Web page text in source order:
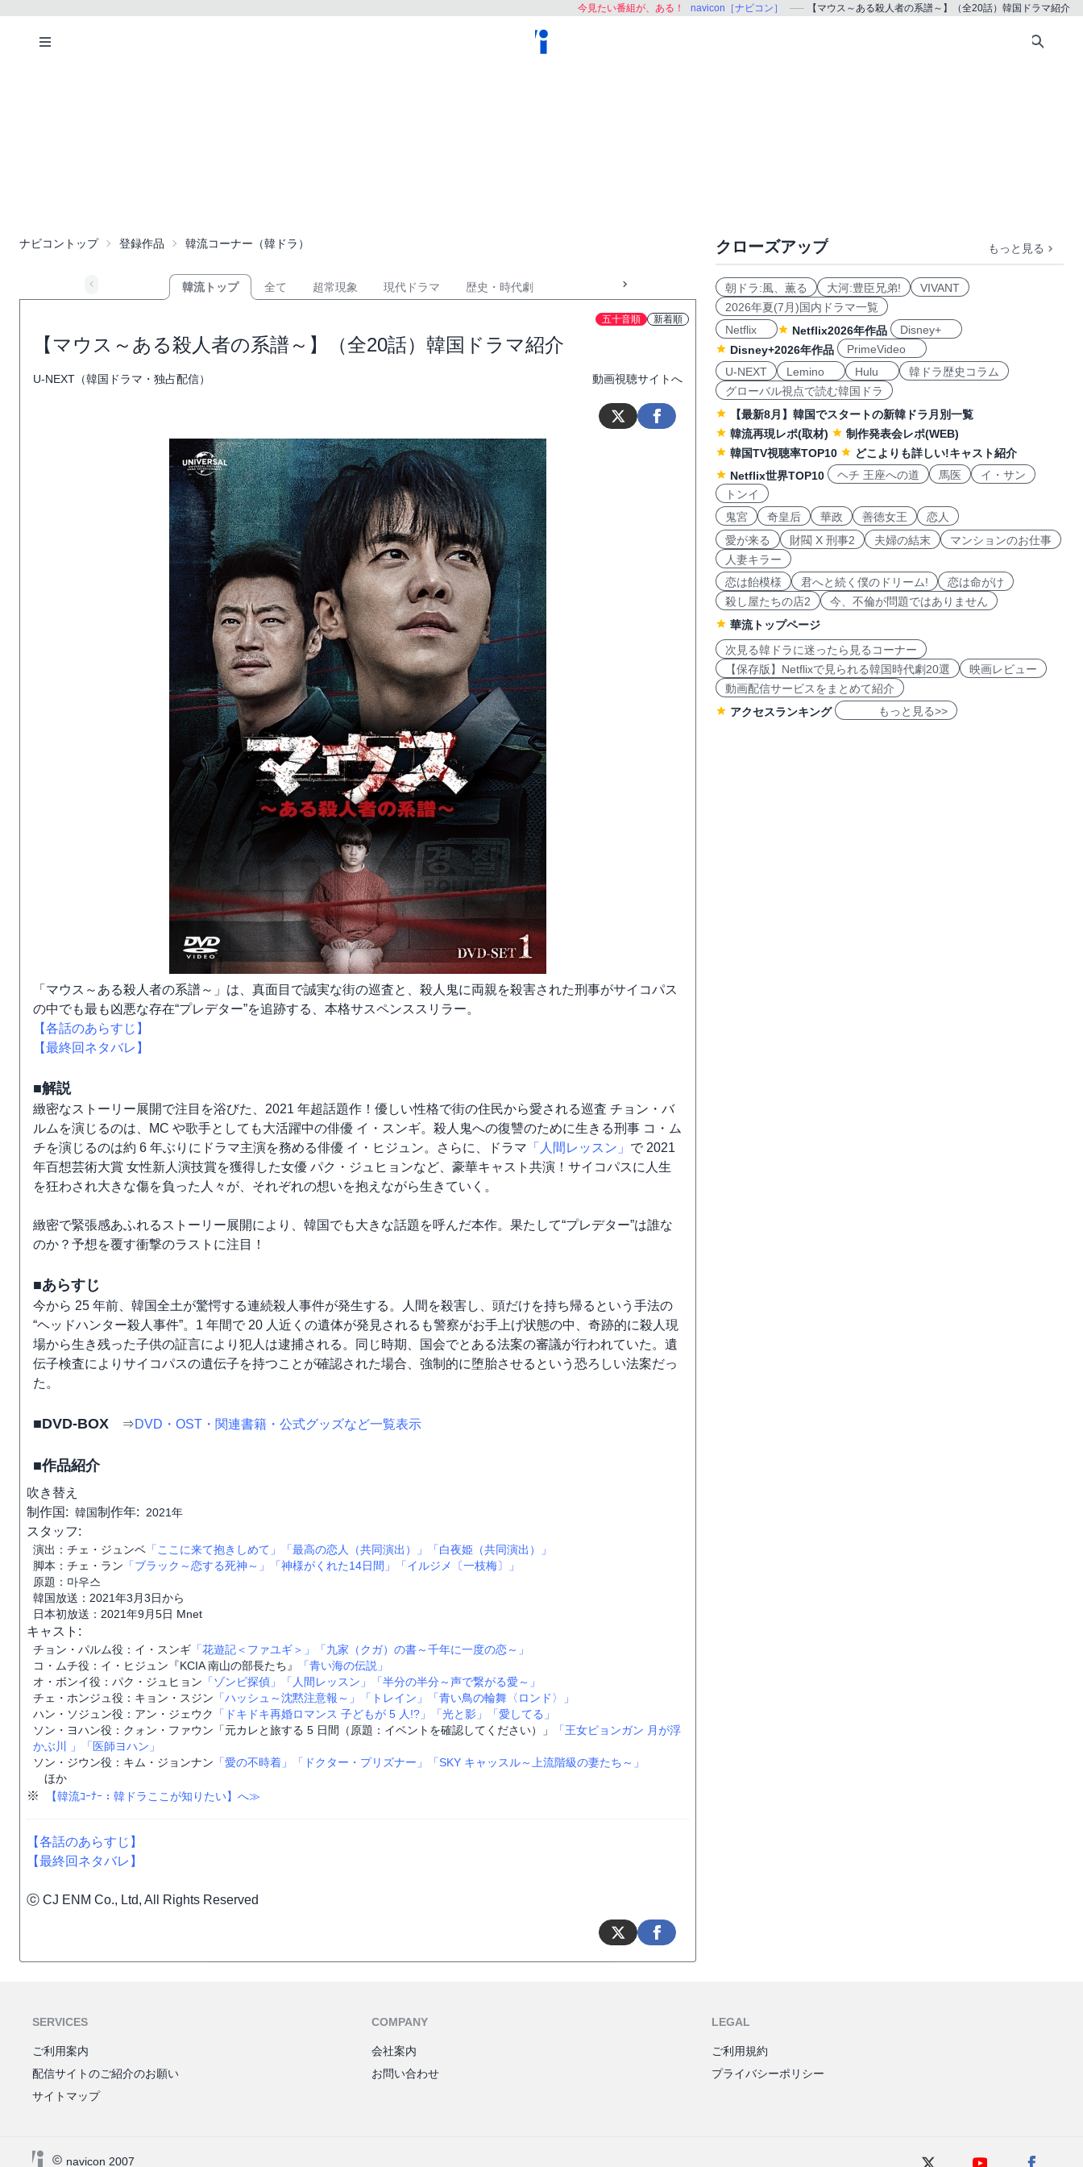
今見たい番組が、ある！ navicon［ナビコン］ 【マウス～ある殺人者の系譜～】（全20話）韓国ドラマ紹介
ナビコントップ 登録作品 韓流コーナー（韓ドラ）
韓流トップ 全て 超常現象 現代ドラマ 歴史・時代劇
五十音順 新着順
【マウス～ある殺人者の系譜～】（全20話）韓国ドラマ紹介
U-NEXT（韓国ドラマ・独占配信） 動画視聴サイトへ
「マウス～ある殺人者の系譜～」は、真面目で誠実な街の巡査と、殺人鬼に両親を殺害された刑事がサイコパス
の中でも最も凶悪な存在“プレデター”を追跡する、本格サスペンススリラー。
【各話のあらすじ】
【最終回ネタバレ】
■解説
緻密なストーリー展開で注目を浴びた、2021 年超話題作！優しい性格で街の住民から愛される巡査 チョン・バ
ルムを演じるのは、MC や歌手としても大活躍中の俳優 イ・スンギ。殺人鬼への復讐のために生きる刑事 コ・ム
チを演じるのは約 6 年ぶりにドラマ主演を務める俳優 イ・ヒジュン。さらに、ドラマ 「人間レッスン」 で 2021
年百想芸術大賞 女性新人演技賞を獲得した女優 パク・ジュヒョンなど、豪華キャスト共演！サイコパスに人生
を狂わされ大きな傷を負った人々が、それぞれの想いを抱えながら生きていく。
緻密で緊張感あふれるストーリー展開により、韓国でも大きな話題を呼んだ本作。果たして“プレデター”は誰な
のか？予想を覆す衝撃のラストに注目！
■あらすじ
今から 25 年前、韓国全土が驚愕する連続殺人事件が発生する。人間を殺害し、頭だけを持ち帰るという手法の
“ヘッドハンター殺人事件”。1 年間で 20 人近くの遺体が発見されるも警察がお手上げ状態の中、奇跡的に殺人現
場から生き残った子供の証言により犯人は逮捕される。同じ時期、国会でとある法案の審議が行われていた。遺
伝子検査によりサイコパスの遺伝子を持つことが確認された場合、強制的に堕胎させるという恐ろしい法案だっ
た。
■DVD-BOX ⇒DVD・OST・関連書籍・公式グッズなど一覧表示
■作品紹介
吹き替え
制作国: 韓国制作年: 2021年
スタッフ:
演出：チェ・ジュンベ 「ここに来て抱きしめて」 「最高の恋人（共同演出）」
「白夜姫（共同演出）」
脚本：チェ・ラン 「ブラック～恋する死神～」 「神様がくれた14日間」
「イルジメ〔一枝梅〕」
原題：마우스
韓国放送：2021年3月3日から
日本初放送：2021年9月5日 Mnet
キャスト:
チョン・パルム役：イ・スンギ 「花遊記＜ファユギ＞」
「九家（クガ）の書～千年に一度の恋～」
コ・ムチ役：イ・ヒジュン『KCIA 南山の部長たち』
「青い海の伝説」
オ・ボンイ役：パク・ジュヒョン 「ゾンビ探偵」 「人間レッスン」
「半分の半分～声で繋がる愛～」
チェ・ホンジュ役：キョン・スジン 「ハッシュ～沈黙注意報～」 「トレイン」
「青い鳥の輪舞〈ロンド〉」
ハン・ソジュン役：アン・ジェウク
「ドキドキ再婚ロマンス 子どもが 5 人!?」 「光と影」
「愛してる」
ソン・ヨハン役：クォン・ファウン「元カレと旅する 5 日間（原題：イベントを確認してください）」
「王女ピョンガン 月が浮
かぶ川 」
「医師ヨハン」
ソン・ジウン役：キム・ジョンナン 「愛の不時着」 「ドクター・プリズナー」
「SKY キャッスル～上流階級の妻たち～」
ほか
※ 【韓流ｺｰﾅｰ：韓ドラここが知りたい】へ≫
【各話のあらすじ】
【最終回ネタバレ】
ⓒ CJ ENM Co., Ltd, All Rights Reserved
クローズアップ もっと見る
朝ドラ:風、薫る 大河:豊臣兄弟!
VIVANT
2026年夏(7月)国内ドラマ一覧
Netflix
Netflix2026年作品
Disney+
Disney+2026年作品
PrimeVideo
U-NEXT
Lemino Hulu
韓ドラ歴史コラム
グローバル視点で読む韓国ドラ
【最新8月】韓国でスタートの新韓ドラ月別一覧
韓流再現レポ(取材)
制作発表会レポ(WEB)
韓国TV視聴率TOP10
どこよりも詳しい!キャスト紹介
Netflix世界TOP10
ヘチ 王座への道 馬医
イ・サン
トンイ
鬼宮
奇皇后 華政 善徳女王
恋人
愛が来る
財閥 X 刑事2 夫婦の結末
マンションのお仕事
人妻キラー
恋は飴模様
君へと続く僕のドリーム!
恋は命がけ
殺し屋たちの店2
今、不倫が問題ではありません
華流トップページ
次見る韓ドラに迷ったら見るコーナー
【保存版】Netflixで見られる韓国時代劇20選
映画レビュー
動画配信サービスをまとめて紹介
アクセスランキング
もっと見る>>
SERVICES
ご利用案内
配信サイトのご紹介のお願い
サイトマップ
COMPANY
会社案内
お問い合わせ
LEGAL
ご利用規約
プライバシーポリシー
navicon 2007